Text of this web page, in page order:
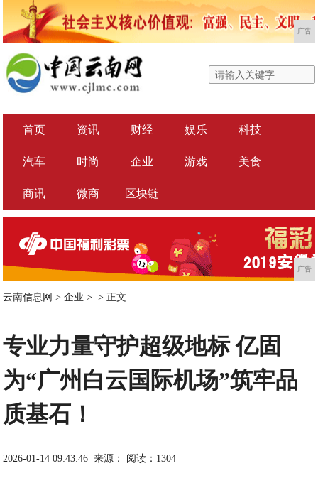
广告
首页 资讯 财经 娱乐 科技
汽车 时尚 企业 游戏 美食
商讯 微商 区块链
广告
云南信息网 >企业 > > 正文
专业力量守护超级地标 亿固
为“广州白云国际机场”筑牢品
质基石！
2026-01-14 09:43:46 来源： 阅读：1304